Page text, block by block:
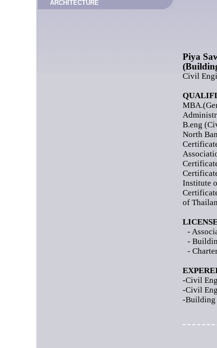
ARCHITECTURE
Piya
Civil
B.eng
North
Institute
of
-
-
-
-Civil
-Civil
-Building